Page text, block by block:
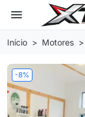
menu
Início Motores
-8%